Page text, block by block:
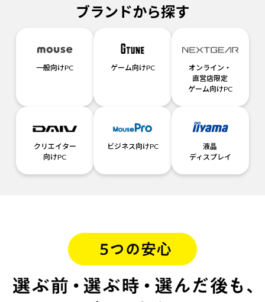
ブランドから探す
一般向けPC ゲーム向けPC
オンライン・
直営店限定
ゲーム向けPC
クリエイター
向けPC
ビジネス向けPC
液晶
ディスプレイ